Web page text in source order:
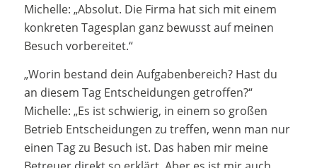
Michelle: „Absolut. Die Firma hat sich mit einem
konkreten Tagesplan ganz bewusst auf meinen
Besuch vorbereitet.“
„Worin bestand dein Aufgabenbereich? Hast du
an diesem Tag Entscheidungen getroffen?“
Michelle: „Es ist schwierig, in einem so großen
Betrieb Entscheidungen zu treffen, wenn man nur
einen Tag zu Besuch ist. Das haben mir meine